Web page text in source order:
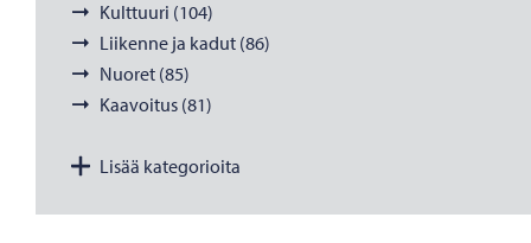
Kulttuuri (104)
Liikenne ja kadut (86)
Nuoret (85)
Kaavoitus (81)
Lisää kategorioita